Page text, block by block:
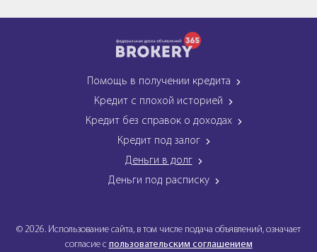
Помощь в получении кредита
Кредит с плохой историей
Кредит без справок о доходах
Кредит под залог
Деньги в долг
Деньги под расписку
© 2026. Использование сайта, в том числе подача объявлений, означает
согласие с пользовательским соглашением